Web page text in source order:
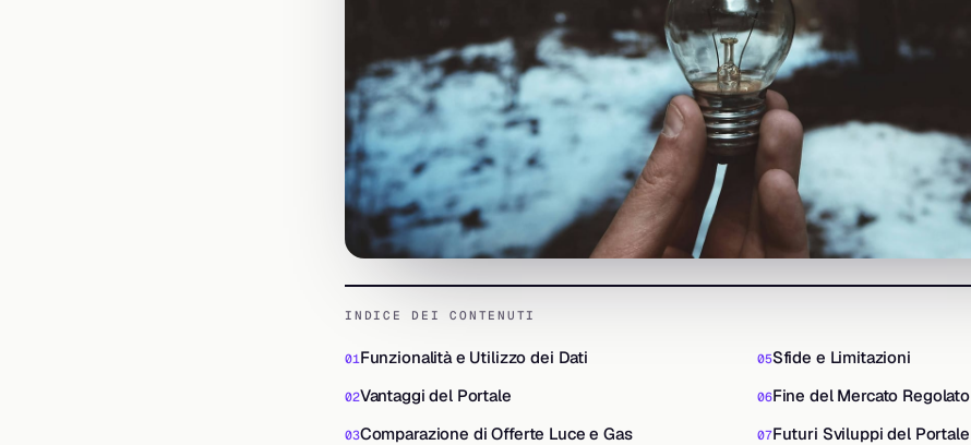
INDICE DEI CONTENUTI
Funzionalità e Utilizzo dei Dati
Vantaggi del Portale
Comparazione di Offerte Luce e Gas
Sfide e Limitazioni
Fine del Mercato Regolato
Futuri Sviluppi del Portale